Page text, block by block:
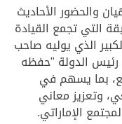
والحضور الأحاديث
التي تجمع القيادة
الذي يوليه صاحب
رئيس الدولة "حفظه
بما يسهم في
وتعزيز معاني
الإماراتي.